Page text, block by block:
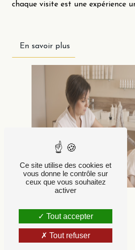
chaque visite est une expérience
En savoir plus
Ce site utilise des cookies et
vous donne le contrôle sur
ceux que vous souhaitez
activer
Tout accepter
Tout refuser